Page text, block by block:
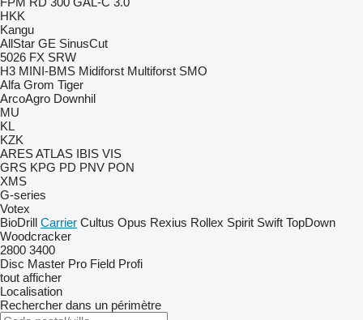
HKK
Kangu
AllStar GE SinusCut
5026 FX SRW
H3 MINI-BMS Midiforst Multiforst SMO
Alfa Grom Tiger
ArcoAgro Downhil
MU
KL
KZK
ARESATLAS IBIS VIS
GRS KPG PD PNV PON
XMS
G-series
Votex
BioDrill Carrier Cultus Opus Rexius Rollex Spirit Swift TopDown
Woodcracker
2800 3400
Disc Master Pro Field Profi
tout afficher
Localisation
Rechercher dans un périmètre